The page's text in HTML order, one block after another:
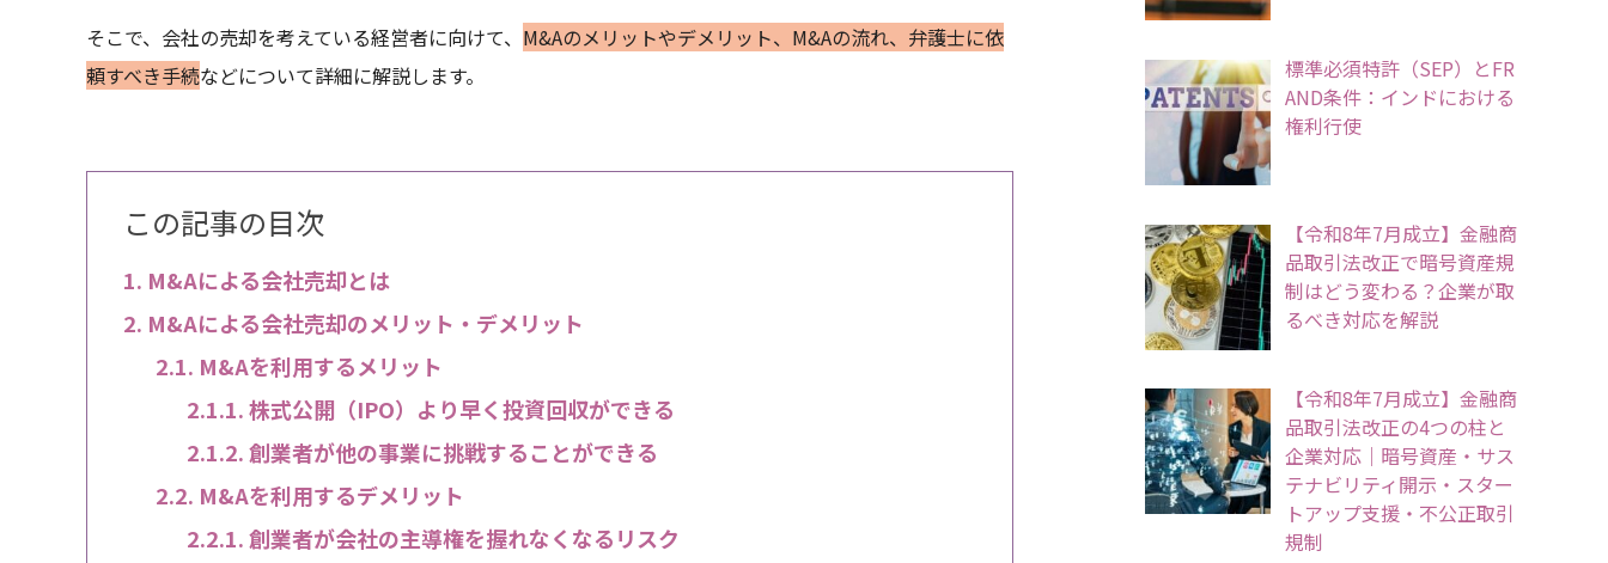
そこで、会社の売却を考えている経営者に向けて、 M&Aのメリットやデメリット、M&Aの流れ、弁護士に依
頼すべき手続などについて詳細に解説します。
この記事の目次
M&Aによる会社売却とは
M&Aによる会社売却のメリット・デメリット
M&Aを利用するメリット
株式公開（IPO）より早く投資回収ができる
創業者が他の事業に挑戦することができる
M&Aを利用するデメリット
創業者が会社の主導権を握れなくなるリスク
標準必須特許（SEP）とFR
AND条件：インドにおける
権利行使
【令和8年7月成立】金融商
品取引法改正で暗号資産規
制はどう変わる？企業が取
るべき対応を解説
【令和8年7月成立】金融商
品取引法改正の4つの柱と
企業対応｜暗号資産・サス
テナビリティ開示・スター
トアップ支援・不公正取引
規制